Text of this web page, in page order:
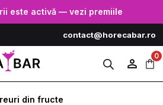
este activă — vezi premiile
contact@horecabar.ro
0
din fructe